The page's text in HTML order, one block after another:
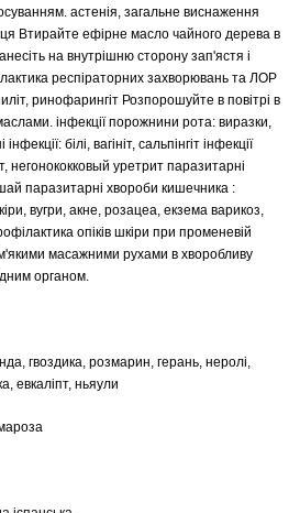
астенія, загальне виснаження
Втирайте ефірне масло чайного дерева в
на внутрішню сторону зап'ястя і
респіраторних захворювань та ЛОР
ринофарингіт Розпорошуйте в повітрі в
інфекції порожнини рота: виразки,
інфекції: білі, вагініт, сальпінгіт інфекції
негонококковый уретрит паразитарні
паразитарні хвороби кишечника :
вугри, акне, розацеа, екзема варикоз,
опіків шкіри при променевій
масажними рухами в хворобливу
органом.
гвоздика, розмарин, герань, неролі,
евкаліпт, ньяули